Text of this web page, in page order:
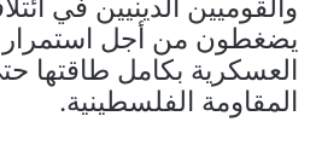
والقوميين الدينيين في
يضغطون من أجل استمرار
العسكرية بكامل طاقتها
المقاومة الفلسطينية.